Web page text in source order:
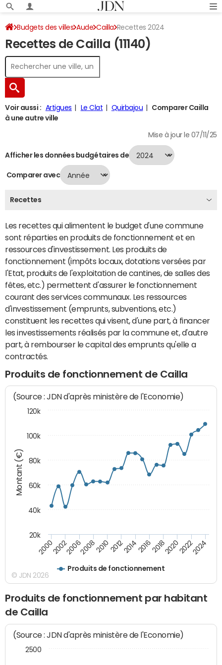
Budgets des villes Aude Cailla Recettes 2024
Recettes de Cailla (11140)
Voir aussi : Artigues Le Clat Quirbajou
Comparer Cailla
à une autre ville
Mise à jour le 07/11/25
Afficher les données budgétaires de
Comparer avec
Recettes
Les recettes qui alimentent le budget d'une commune
sont réparties en produits de fonctionnement et en
ressources d'investissement. Les produits de
fonctionnement (impôts locaux, dotations versées par
l'Etat, produits de l'exploitation de cantines, de salles des
fêtes, etc.) permettent d'assurer le fonctionnement
courant des services communaux. Les ressources
d'investissement (emprunts, subventions, etc.)
constituent les recettes qui visent, d'une part, à financer
les investissements réalisés par la commune et, d'autre
part, à rembourser le capital des emprunts qu'elle a
contractés.
Produits de fonctionnement de Cailla
Montant (€)
(Source : JDN d'après ministère de l'Economie)
Produits de fonctionnement
200020022006200820102012201420162018202020222024
20k
40k
60k
80k
100k
120k
© JDN 2026
Produits de fonctionnement par habitant
de Cailla
(Source : JDN d'après ministère de l'Economie)
2500